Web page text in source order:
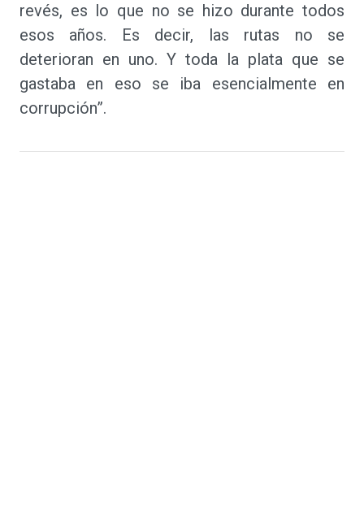
revés, es lo que no se hizo durante todos
esos años. Es decir, las rutas no se
deterioran en uno. Y toda la plata que se
gastaba en eso se iba esencialmente en
corrupción”.